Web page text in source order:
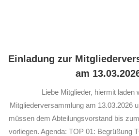
Einladung zur
am
Liebe Mitglieder, hiermit laden
Mitgliederversammlung am 13.03.2026
müssen dem Abteilungsvorstand bis
vorliegen. Agenda: TOP 01: Begrüßung